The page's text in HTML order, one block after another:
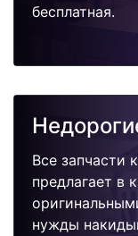
бесплатная.
Все запчасти
предлагает в
нужды